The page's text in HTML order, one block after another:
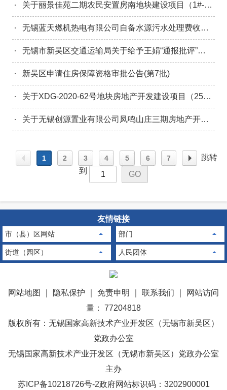
关于丽景佳苑二期农民安置房南地块建设项目（1#-23#房、变电房及地下室）通过交付使用竣工验收的通知
无锡蓝天燃机热电有限公司自备水源污水处理费收费水量计算方法分析报告及专家咨询会议纪要
无锡市新吴区交通运输局关于给予王娟“通报批评”行政处罚的公示
新吴区申请住房保障资格审批公告(第7批)
关于XDG-2020-62号地块房地产开发建设项目（25#房及地下室）通过交付使用竣工验收的通知
关于无锡创源置业有限公司凤鸣山庄三期房地产开发项目（24#-29#、31#-38#、40#-44#、46#-50#房、4#配电房及地下室A）通过交付使用竣工验收的通知
1 2 3 4 5 6 7
页
跳转
到
友情链接
市（县）区网站 部门
街道（园区） 人民团体
网站地图 隐私保护 免责申明 联系我们
网站访问
量： 77204818
版权所有：无锡国家高新技术产业开发区（无锡市新吴区）
党政办公室
无锡国家高新技术产业开发区（无锡市新吴区）党政办公室
主办
苏ICP备10218726号-2政府网站标识码：3202900001